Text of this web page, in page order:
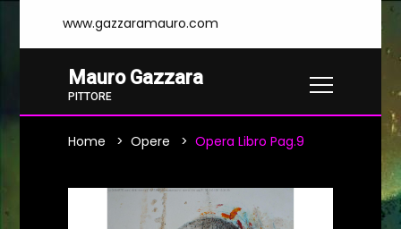
www.gazzaramauro.com
Mauro Gazzara
PITTORE
Home Opere Opera Libro Pag.9